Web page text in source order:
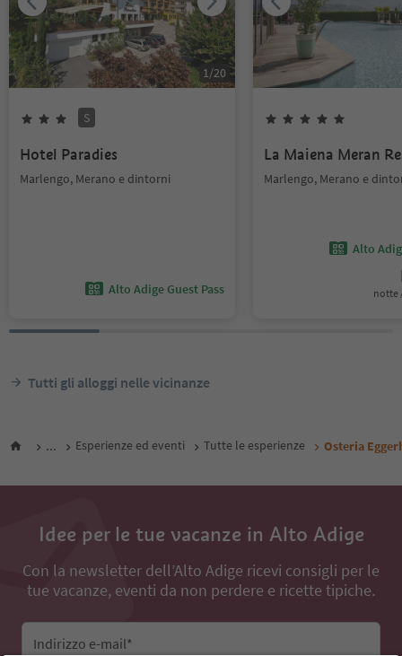
1/20
S
Hotel Paradies
Marlengo, Merano e dintorni
Alto Adige Guest Pass
La Maiena Meran
Marlengo, Merano e
Alto
notte
Tutti gli alloggi nelle vicinanze
... Esperienze ed eventi Tutte le esperienze Osteria
Idee per le tue vacanze in Alto Adige
Con la newsletter dell’Alto Adige ricevi consigli per le
tue vacanze, eventi da non perdere e ricette tipiche.
Indirizzo e-mail*